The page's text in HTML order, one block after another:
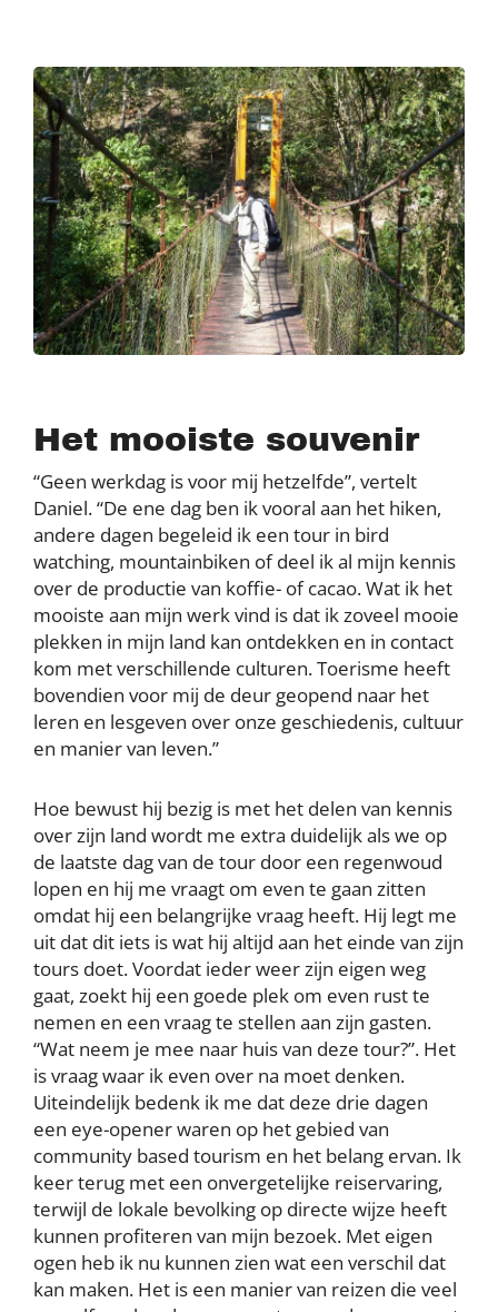
Het mooiste souvenir
“Geen werkdag is voor mij hetzelfde”, vertelt
Daniel. “De ene dag ben ik vooral aan het hiken,
andere dagen begeleid ik een tour in bird
watching, mountainbiken of deel ik al mijn kennis
over de productie van koffie- of cacao. Wat ik het
mooiste aan mijn werk vind is dat ik zoveel mooie
plekken in mijn land kan ontdekken en in contact
kom met verschillende culturen. Toerisme heeft
bovendien voor mij de deur geopend naar het
leren en lesgeven over onze geschiedenis, cultuur
en manier van leven.”
Hoe bewust hij bezig is met het delen van kennis
over zijn land wordt me extra duidelijk als we op
de laatste dag van de tour door een regenwoud
lopen en hij me vraagt om even te gaan zitten
omdat hij een belangrijke vraag heeft. Hij legt me
uit dat dit iets is wat hij altijd aan het einde van zijn
tours doet. Voordat ieder weer zijn eigen weg
gaat, zoekt hij een goede plek om even rust te
nemen en een vraag te stellen aan zijn gasten.
“Wat neem je mee naar huis van deze tour?”. Het
is vraag waar ik even over na moet denken.
Uiteindelijk bedenk ik me dat deze drie dagen
een eye-opener waren op het gebied van
community based tourism en het belang ervan. Ik
keer terug met een onvergetelijke reiservaring,
terwijl de lokale bevolking op directe wijze heeft
kunnen profiteren van mijn bezoek. Met eigen
ogen heb ik nu kunnen zien wat een verschil dat
kan maken. Het is een manier van reizen die veel